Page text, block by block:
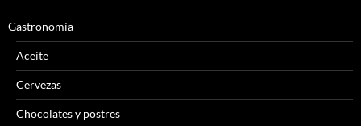
Gastronomía
Aceite
Cervezas
Chocolates y postres